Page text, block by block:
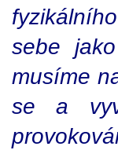
sebe
musíme
se a